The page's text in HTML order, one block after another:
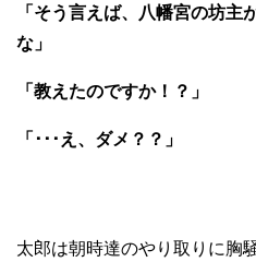
「そう言えば、八幡宮の坊主
な」
「教えたのですか！？」
「･･･え、ダメ？？」
太郎は朝時達のやり取りに胸